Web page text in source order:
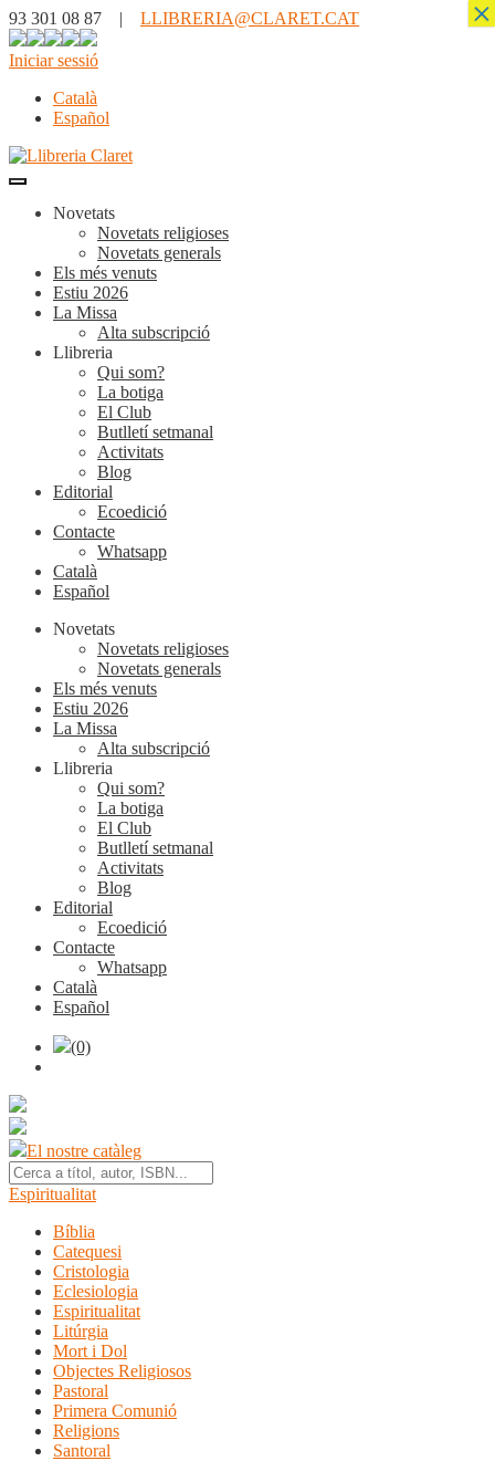
93 301 08 87 | LLIBRERIA@CLARET.CAT
Iniciar sessió
Català
Español
Novetats
Novetats religioses
Novetats generals
Els més venuts
Estiu 2026
La Missa
Alta subscripció
Llibreria
Qui som?
La botiga
El Club
Butlletí setmanal
Activitats
Blog
Editorial
Ecoedició
Contacte
Whatsapp
Català
Español
Novetats
Novetats religioses
Novetats generals
Els més venuts
Estiu 2026
La Missa
Alta subscripció
Llibreria
Qui som?
La botiga
El Club
Butlletí setmanal
Activitats
Blog
Editorial
Ecoedició
Contacte
Whatsapp
Català
Español
(0)
El nostre catàleg
Espiritualitat
Bíblia
Catequesi
Cristologia
Eclesiologia
Espiritualitat
Litúrgia
Mort i Dol
Objectes Religiosos
Pastoral
Primera Comunió
Religions
Santoral
×